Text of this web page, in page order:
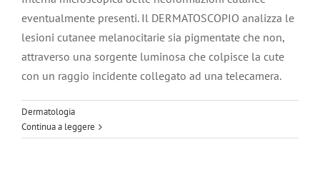
eventualmente presenti. Il DERMATOSCOPIO analizza le
lesioni cutanee melanocitarie sia pigmentate che non,
attraverso una sorgente luminosa che colpisce la cute
con un raggio incidente collegato ad una telecamera.
Dermatologia
Continua a leggere
La cellulite
Medicina estetica